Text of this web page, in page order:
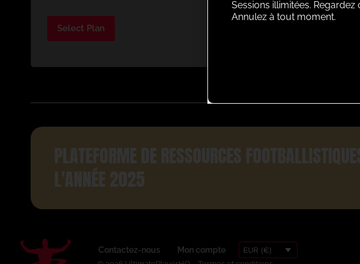
Select Plan
PLATEFORME DE RESSOURCES
L'ANNÉE 2025
Contactez-nous Mon compte EUR (€)
Sessions illimitées.
Annulez à tout moment.